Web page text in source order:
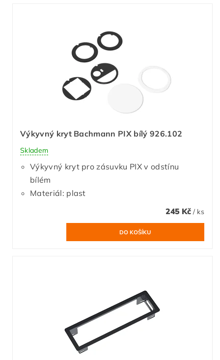
Výkyvný kryt Bachmann PIX bílý 926.102
Skladem
Výkyvný kryt pro zásuvku PIX v odstínu
bílém
Materiál: plast
245 Kč / ks